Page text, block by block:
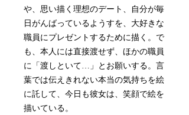
や、思い描く理想のデート、自分が毎
日がんばっているようすを、大好きな
職員にプレゼントするために描く。で
も、本人には直接渡せず、ほかの職員
に「渡しといて…」とお願いする。言
葉では伝えきれない本当の気持ちを絵
に託して、今日も彼女は、笑顔で絵を
描いている。